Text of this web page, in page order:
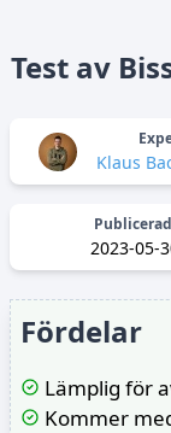
Test av
Klaus
2023-05-
Fördelar
Lämplig för
Kommer